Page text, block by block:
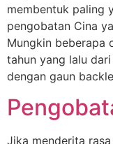
membentuk paling
pengobatan Cina
Mungkin beberapa
tahun yang lalu
dengan gaun
Jika menderita